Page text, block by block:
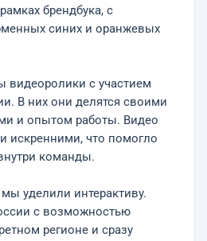
брендбука, с
синих и оранжевых
видеоролики с участием
В них они делятся своими
и опытом работы. Видео
искренними, что помогло
команды.
уделили интерактиву.
с возможностью
регионе и сразу